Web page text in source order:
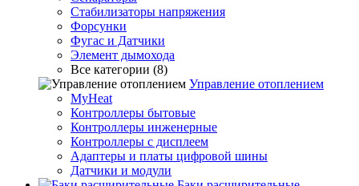
Стабилизаторы напряжения
Форсунки
Фугас и Датчики
Элемент дымохода
Все категории (8)
Управление отоплением
MyHeat
Контроллеры бытовые
Контроллеры инженерные
Контроллеры с дисплеем
Адаптеры и платы цифровой шины
Датчики и модули